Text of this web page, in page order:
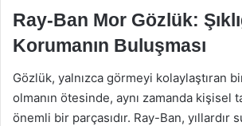
Ray-Ban Mor Gözlük:
Korumanın Buluşması
Gözlük, yalnızca görmeyi kolaylaştıran
olmanın ötesinde, aynı zamanda kişisel
önemli bir parçasıdır. Ray-Ban, yıllardır